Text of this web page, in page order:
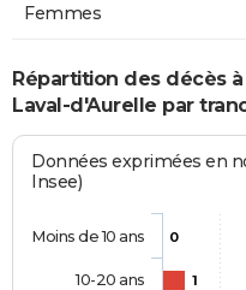
Femmes
Répartition des décès
Laval-d'Aurelle par
Données exprimées en
Insee)
0
1
Moins de 10 ans
10-20 ans